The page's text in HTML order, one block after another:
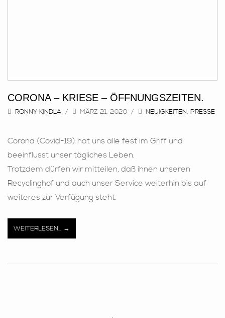
CORONA – KRIESE – ÖFFNUNGSZEITEN.
RONNY KINDLA MÄRZ 21, 2020 NEUIGKEITEN, PRESSE
Corona (Covid-19) hat uns alle fest im Griff und
beeinflusst unser tägliches Leben.
Trotzdem dürfen wir mitteilen, daß ihnen unseren
Recyclinghof und auch unser Service weiterhin bis auf
weiteres zur Verfügung steht.
WEITERLESEN...